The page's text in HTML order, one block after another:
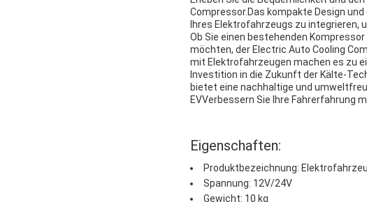
Compressor.Das kompakte Design
Ihres Elektrofahrzeugs zu integrieren,
Ob Sie einen bestehenden
möchten, der Electric Auto Cooling
mit Elektrofahrzeugen machen es zu
Investition in die Zukunft der Kälte-
bietet eine nachhaltige und
EVVerbessern Sie Ihre
Eigenschaften:
Produktbezeichnung:
Spannung: 12V/24V
Gewicht: 10 kg